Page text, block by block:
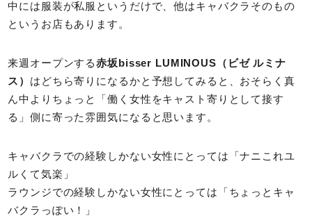
中には服装が私服というだけで、他はキャバクラそのもの
というお店もあります。
来週オープンする赤坂bisser LUMINOUS（ビゼ ルミナ
ス） はどちら寄りになるかと予想してみると、おそらく真
ん中よりちょっと「働く女性をキャスト寄りとして接す
る」側に寄った雰囲気になると思います。
キャバクラでの経験しかない女性にとっては「ナニこれユ
ルくて気楽」
ラウンジでの経験しかない女性にとっては「ちょっとキャ
バクラっぽい！」